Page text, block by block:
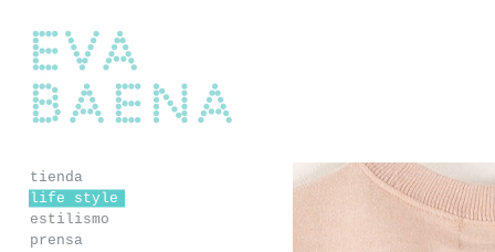
Eva Baena
tienda
life style
estilismo
prensa